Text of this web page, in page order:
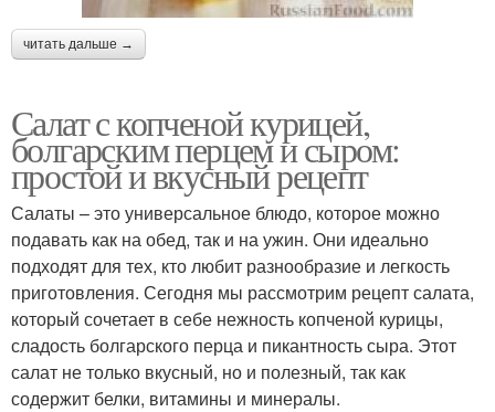
читать дальше →
Салат с копченой курицей,
болгарским перцем и сыром:
простой и вкусный рецепт
Салаты – это универсальное блюдо, которое можно
подавать как на обед, так и на ужин. Они идеально
подходят для тех, кто любит разнообразие и легкость
приготовления. Сегодня мы рассмотрим рецепт салата,
который сочетает в себе нежность копченой курицы,
сладость болгарского перца и пикантность сыра. Этот
салат не только вкусный, но и полезный, так как
содержит белки, витамины и минералы.